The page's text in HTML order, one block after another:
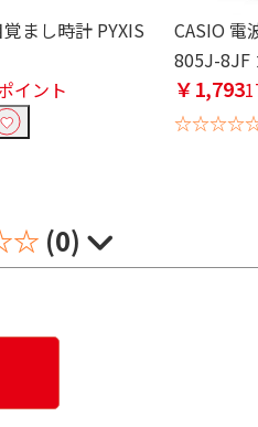
まし時計 PYXIS
イント
CASIO 電
805J-8JF
￥1,793
(0)